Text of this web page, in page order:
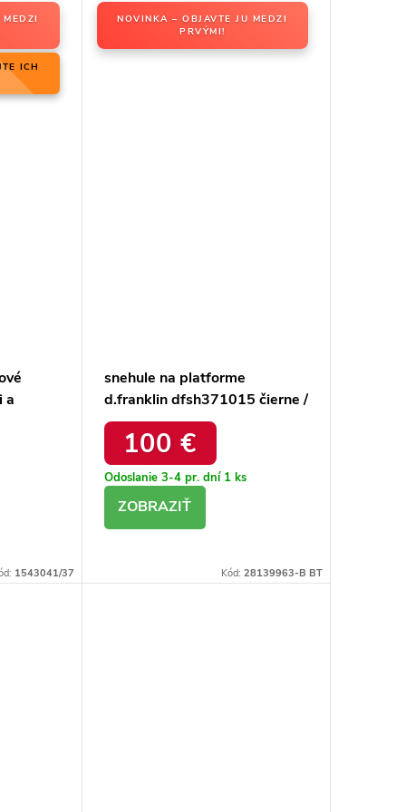
ICH
a
1543041/37
NOVINKA – OBJAVTE JU MEDZI
PRVÝMI!
snehule na platforme
d.franklin dfsh371015 čierne /
DFSH371015 BLACK
100 €
Odoslanie 3-4 pr. dní 1 ks
Kód: 28139963-B BT